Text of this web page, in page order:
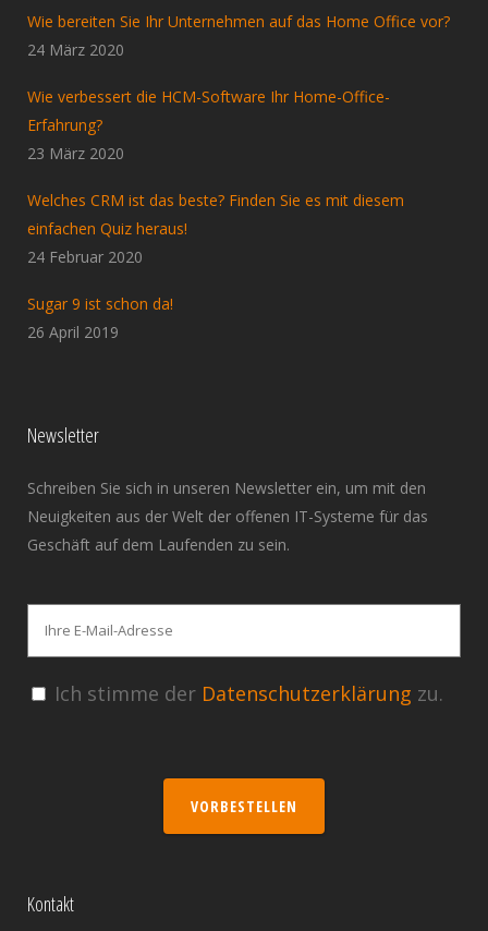
Wie bereiten Sie Ihr Unternehmen auf das Home Office vor?
24 März 2020
Wie verbessert die HCM-Software Ihr Home-Office-
Erfahrung?
23 März 2020
Welches CRM ist das beste? Finden Sie es mit diesem
einfachen Quiz heraus!
24 Februar 2020
Sugar 9 ist schon da!
26 April 2019
Newsletter
Schreiben Sie sich in unseren Newsletter ein, um mit den
Neuigkeiten aus der Welt der offenen IT-Systeme für das
Geschäft auf dem Laufenden zu sein.
Ich stimme der Datenschutzerklärung zu.
VORBESTELLEN
Kontakt